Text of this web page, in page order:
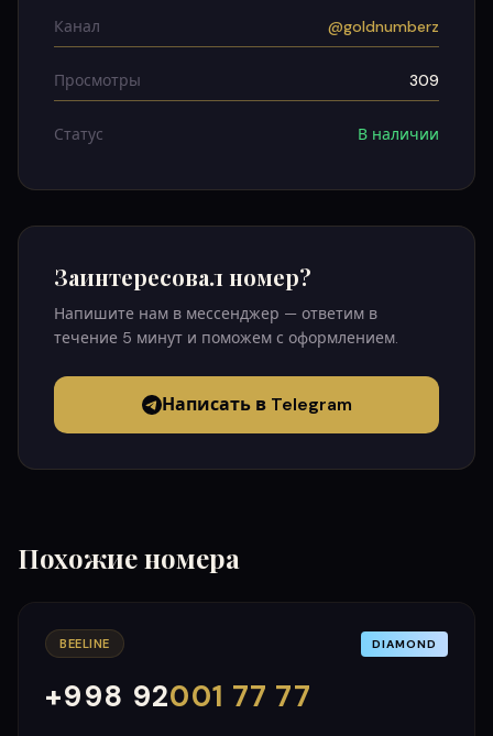
Канал @goldnumberz
Просмотры 309
Статус В наличии
Заинтересовал номер?
Напишите нам в мессенджер — ответим в
течение 5 минут и поможем с оформлением.
Написать в Telegram
Похожие номера
BEELINE DIAMOND
+998 92001 77 77
000
999